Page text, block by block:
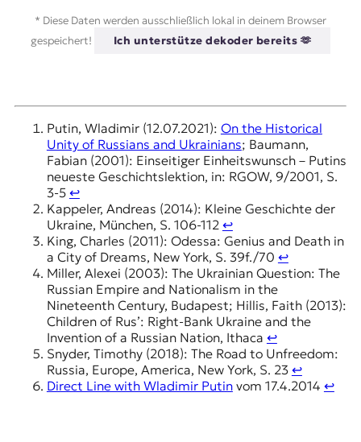
* Diese Daten werden ausschließlich lokal in deinem Browser
gespeichert!
Ich unterstütze dekoder bereits 🫶
Putin, Wladimir (12.07.2021): On the Historical
Unity of Russians and Ukrainians; Baumann,
Fabian (2001): Einseitiger Einheitswunsch – Putins
neueste Geschichtslektion, in: RGOW, 9/2001, S.
3-5 ↩︎
Kappeler, Andreas (2014): Kleine Geschichte der
Ukraine, München, S. 106-112 ↩︎
King, Charles (2011): Odessa: Genius and Death in
a City of Dreams, New York, S. 39f./70 ↩︎
Miller, Alexei (2003): The Ukrainian Question: The
Russian Empire and Nationalism in the
Nineteenth Century, Budapest; Hillis, Faith (2013):
Children of Rus’: Right-Bank Ukraine and the
Invention of a Russian Nation, Ithaca ↩︎
Snyder, Timothy (2018): The Road to Unfreedom:
Russia, Europe, America, New York, S. 23 ↩︎
Direct Line with Wladimir Putinvom 17.4.2014 ↩︎